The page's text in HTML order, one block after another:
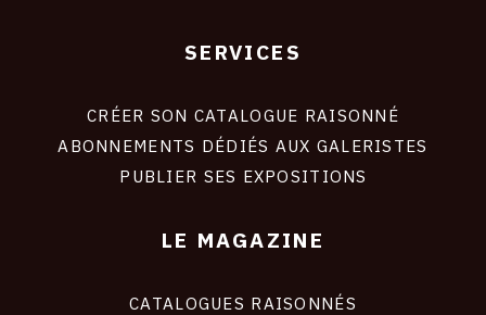
SERVICES
CRÉER SON CATALOGUE RAISONNÉ
ABONNEMENTS DÉDIÉS AUX GALERISTES
PUBLIER SES EXPOSITIONS
LE MAGAZINE
CATALOGUES RAISONNÉS